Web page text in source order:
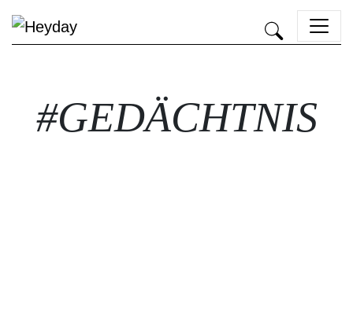
#GEDÄCHTNIS